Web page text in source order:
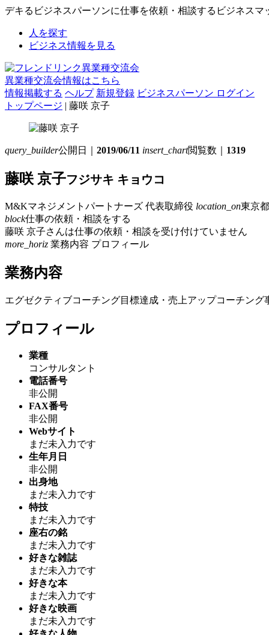
デキるビジネスパーソンに仕事を依頼・相談するビジネスマ
人を探す
ビジネス情報を見る
異業種交流会情報はこちら
情報掲載する ヘルプ 新規登録 ビジネスパーソン ログイン
トップページ | 藤咲 京子
query_builder公開日｜ 2019/06/11 insert_chart閲覧数｜ 1319
藤咲 京子フジサキ キョウコ
M&Kマネジメントパートナーズ 代表取締役 location_on東京都
block仕事の依頼・相談をする
藤咲 京子さんは仕事の依頼・相談を受け付けていません
more_horiz 業務内容 プロフィール
業務内容
エグゼクティブコーチング目標達成・売上アップコーチング
プロフィール
業種
コンサルタント
電話番号
非公開
FAX番号
非公開
Webサイト
まだ未入力です
生年月日
非公開
出身地
まだ未入力です
特技
まだ未入力です
座右の銘
まだ未入力です
好きな雑誌
まだ未入力です
好きな本
まだ未入力です
好きな映画
まだ未入力です